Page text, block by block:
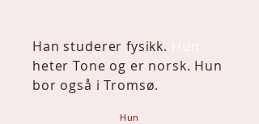
Han studerer fysikk.
heter Tone og er norsk. Hun
bor også i Tromsø.
Hun